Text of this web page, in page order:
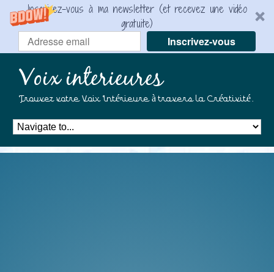
Inscrivez-vous à ma newsletter (et recevez une vidéo
gratuite)
Inscrivez-vous
Voix interieures
Trouvez votre Voix Intérieure à travers la Créativité.